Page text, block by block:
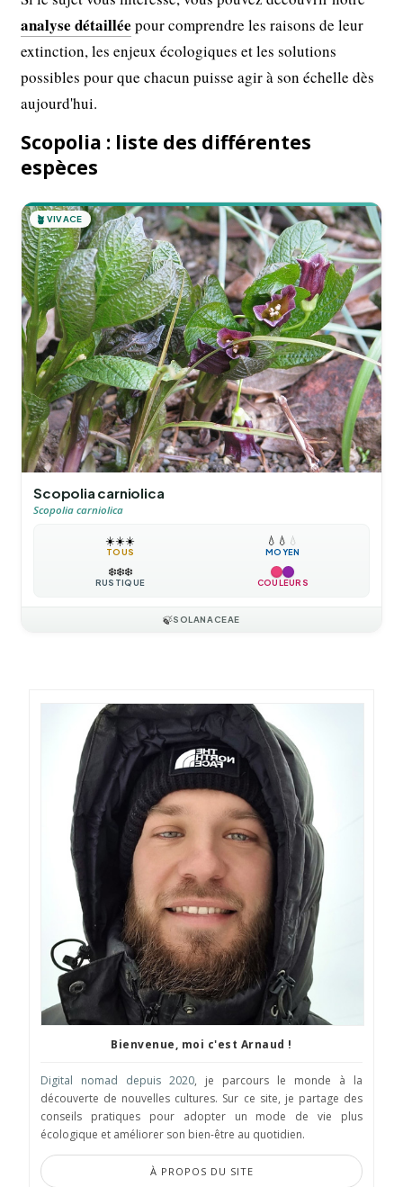
analyse détaillée pour comprendre les raisons de leur
extinction, les enjeux écologiques et les solutions
possibles pour que chacun puisse agir à son échelle dès
aujourd'hui.
Scopolia : liste des différentes
espèces
🪴 VIVACE
Scopolia carniolica
Scopolia carniolica
☀️☀️☀️
TOUS
💧 💧 💧
MOYEN
❄️❄️❄️
RUSTIQUE COULEURS
🍃SOLANACEAE
Bienvenue, moi c'est Arnaud !
Digital nomad depuis 2020, je parcours le monde à la
découverte de nouvelles cultures. Sur ce site, je partage des
conseils pratiques pour adopter un mode de vie plus
écologique et améliorer son bien-être au quotidien.
À PROPOS DU SITE